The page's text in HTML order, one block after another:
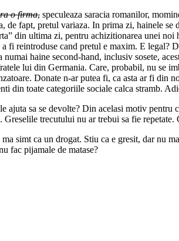
o firma, speculeaza saracia romanilor,
de fapt, pretul variaza. In prima zi, hainele
din ultima zi, pentru achizitionarea unei
fi reintroduse cand pretul e maxim. E legal?
numai haine second-hand, inclusiv sosete,
lui din Germania. Care, probabil, nu se
Donate n-ar putea fi, ca asta ar fi
din toate categoriile sociale calca stramb.
ajuta sa se devolte? Din acelasi motiv
Greselile trecutului nu ar trebui sa fie
simt ca un drogat. Stiu ca e gresit, dar nu
fac pijamale de matase?